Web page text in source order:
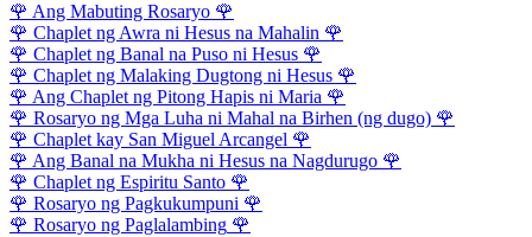
🌹 Ang Mabuting Rosaryo 🌹
🌹 Chaplet ng Awra ni Hesus na Mahalin 🌹
🌹 Chaplet ng Banal na Puso ni Hesus 🌹
🌹 Chaplet ng Malaking Dugtong ni Hesus 🌹
🌹 Ang Chaplet ng Pitong Hapis ni Maria 🌹
🌹 Rosaryo ng Mga Luha ni Mahal na Birhen (ng dugo) 🌹
🌹 Chaplet kay San Miguel Arcangel 🌹
🌹 Ang Banal na Mukha ni Hesus na Nagdurugo 🌹
🌹 Chaplet ng Espiritu Santo 🌹
🌹 Rosaryo ng Pagkukumpuni 🌹
🌹 Rosaryo ng Paglalambing 🌹